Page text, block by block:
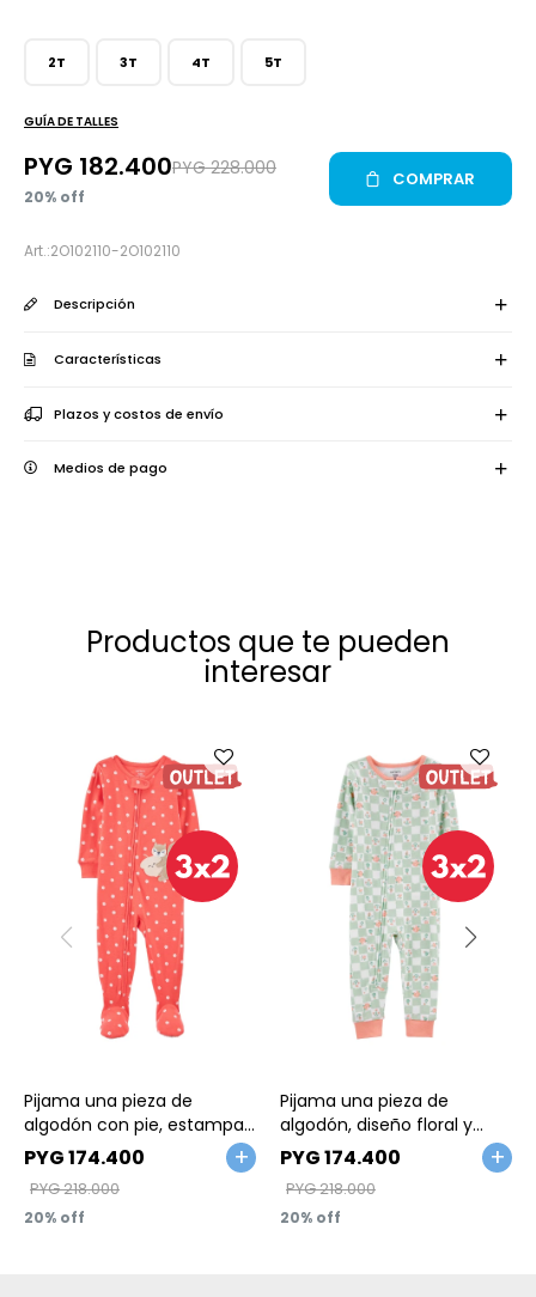
2O102110-2O102110
2T 3T 4T 5T
GUÍA DE TALLES
PYG 182.400PYG 228.000
20
COMPRAR
Descripción
Características
Plazos y costos de envío
Medios de pago
Productos que te pueden
interesar
Pijama una pieza de
algodón con pie, estampa
ardilla
PYG174.400
PYG218.000
20
Pijama una pieza de
algodón, diseño floral y
cuadriculado. Talles 2-5T
PYG174.400
PYG218.000
20